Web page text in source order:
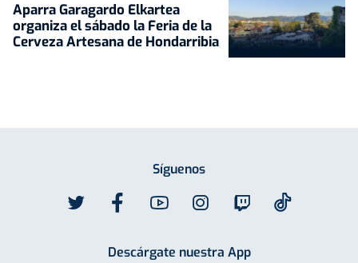
Aparra Garagardo Elkartea
organiza el sábado la Feria de la
Cerveza Artesana de Hondarribia
Síguenos
Descárgate nuestra App